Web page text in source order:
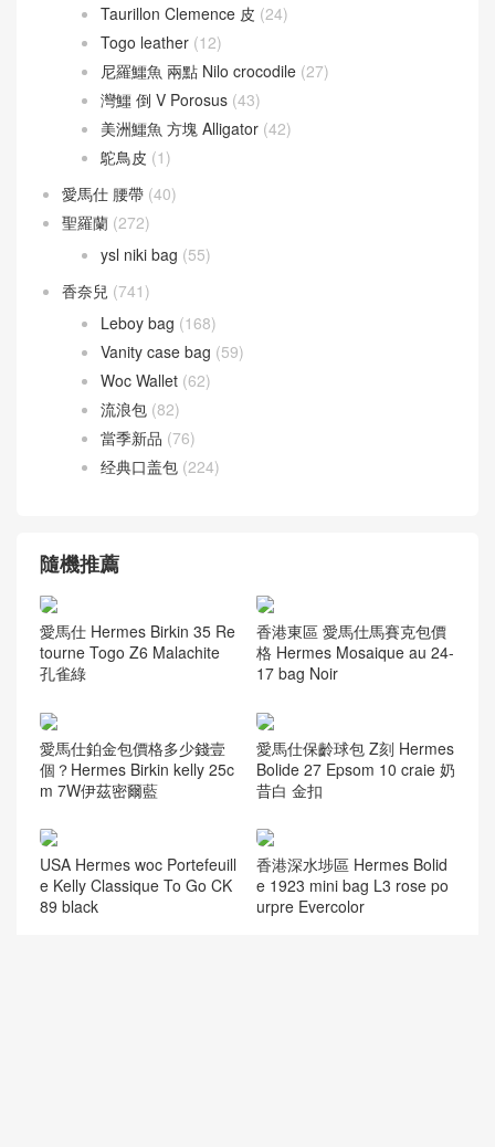
Taurillon Clemence 皮 (24)
Togo leather (12)
尼羅鱷魚 兩點 Nilo crocodile (27)
灣鱷 倒 V Porosus (43)
美洲鱷魚 方塊 Alligator (42)
鴕鳥皮 (1)
愛馬仕 腰帶 (40)
聖羅蘭 (272)
ysl niki bag (55)
香奈兒 (741)
Leboy bag (168)
Vanity case bag (59)
Woc Wallet (62)
流浪包 (82)
當季新品 (76)
经典口盖包 (224)
隨機推薦
愛馬仕 Hermes Birkin 35 Re
tourne Togo Z6 Malachite
孔雀綠
香港東區 愛馬仕馬賽克包價
格 Hermes Mosaique au 24-
17 bag Noir
愛馬仕鉑金包價格多少錢壹
個？Hermes Birkin kelly 25c
m 7W伊茲密爾藍
愛馬仕保齡球包 Z刻 Hermes
Bolide 27 Epsom 10 craie 奶
昔白 金扣
USA Hermes woc Portefeuill
e Kelly Classique To Go CK
89 black
香港深水埗區 Hermes Bolid
e 1923 mini bag L3 rose po
urpre Evercolor